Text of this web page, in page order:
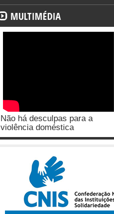
MULTIMÉDIA
Não há desculpas para a
violência doméstica